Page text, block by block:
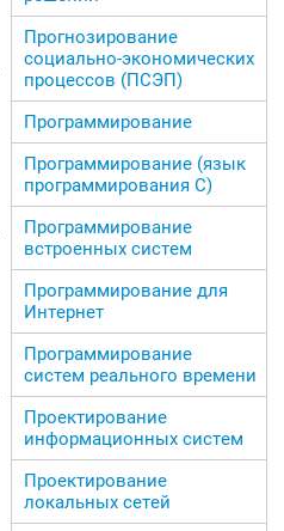
Прогнозирование
социально-экономических
процессов (ПСЭП)
Программирование
Программирование (язык
программирования С)
Программирование
встроенных систем
Программирование для
Интернет
Программирование
систем реального времени
Проектирование
информационных систем
Проектирование
локальных сетей